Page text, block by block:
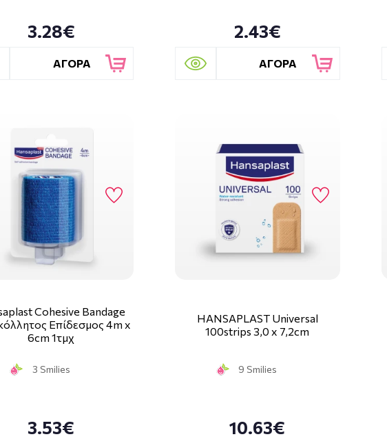
3.28€
ΑΓΟΡΑ
2.43€
ΑΓΟΡΑ
Cohesive Bandage
Επίδεσμος 4m x
6cm 1τμχ
3 Smilies
3.53€
HANSAPLAST Universal
100strips 3,0 x 7,2cm
9 Smilies
10.63€